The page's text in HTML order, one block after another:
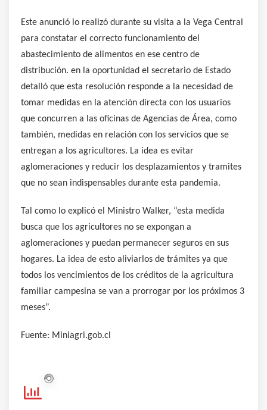
Este anunció lo realizó durante su visita a la Vega Central
para constatar el correcto funcionamiento del
abastecimiento de alimentos en ese centro de
distribución. en la oportunidad el secretario de Estado
detalló que esta resolución responde a la necesidad de
tomar medidas en la atención directa con los usuarios
que concurren a las oficinas de Agencias de Área, como
también, medidas en relación con los servicios que se
entregan a los agricultores. La idea es evitar
aglomeraciones y reducir los desplazamientos y tramites
que no sean indispensables durante esta pandemia.
Tal como lo explicó el Ministro Walker, “esta medida
busca que los agricultores no se expongan a
aglomeraciones y puedan permanecer seguros en sus
hogares. La idea de esto aliviarlos de trámites ya que
todos los vencimientos de los créditos de la agricultura
familiar campesina se van a prorrogar por los próximos 3
meses”.
Fuente: Miniagri.gob.cl